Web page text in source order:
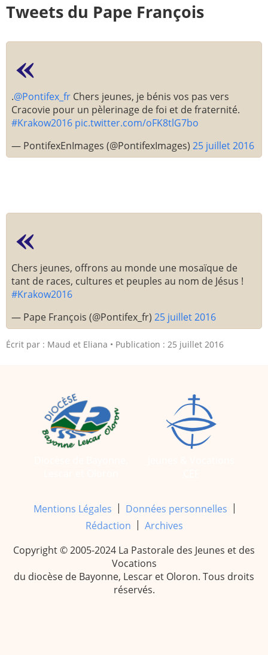
Tweets du Pape François
.@Pontifex_fr Chers jeunes, je bénis vos pas vers
Cracovie pour un pèlerinage de foi et de fraternité.
#Krakow2016 pic.twitter.com/oFK8tlG7bo
— PontifexEnImages (@PontifexImages) 25 juillet 2016
Chers jeunes, offrons au monde une mosaïque de
tant de races, cultures et peuples au nom de Jésus !
#Krakow2016
— Pape François (@Pontifex_fr) 25 juillet 2016
Écrit par : Maud et Eliana Publication : 25 juillet 2016
Mentions Légales | Données personnelles |
Rédaction | Archives
Copyright © 2005-2024 La Pastorale des Jeunes et des
Vocations
du diocèse de Bayonne, Lescar et Oloron. Tous droits
réservés.